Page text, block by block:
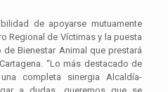
de apoyarse mutuamente
Regional de Víctimas y la puesta
Bienestar Animal que prestará
“Lo más destacado de
completa sinergia Alcaldía-